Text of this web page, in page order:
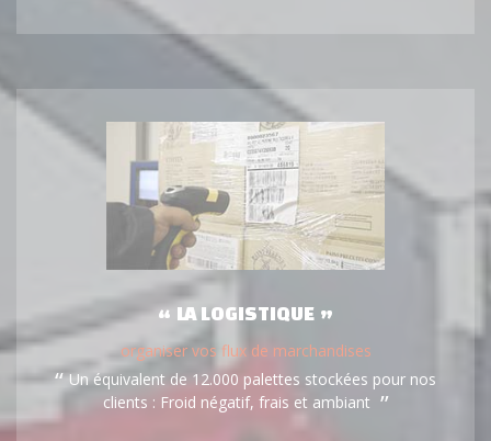
LA LOGISTIQUE
organiser vos flux de marchandises
Un équivalent de 12.000 palettes stockées pour nos
clients : Froid négatif, frais et ambiant